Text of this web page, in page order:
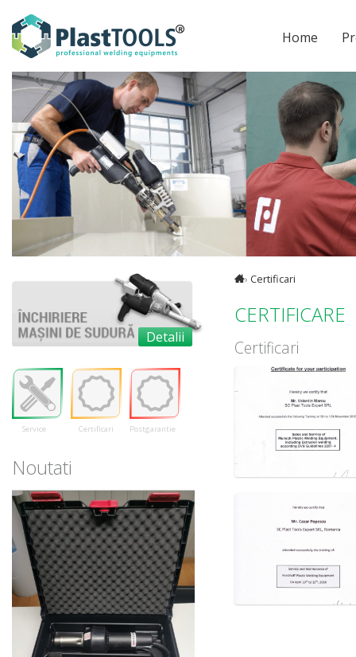
Home
Detalii
Service Certificari Postgarantie
Noutati
› Certificari
CERTIFICARE
Certificari